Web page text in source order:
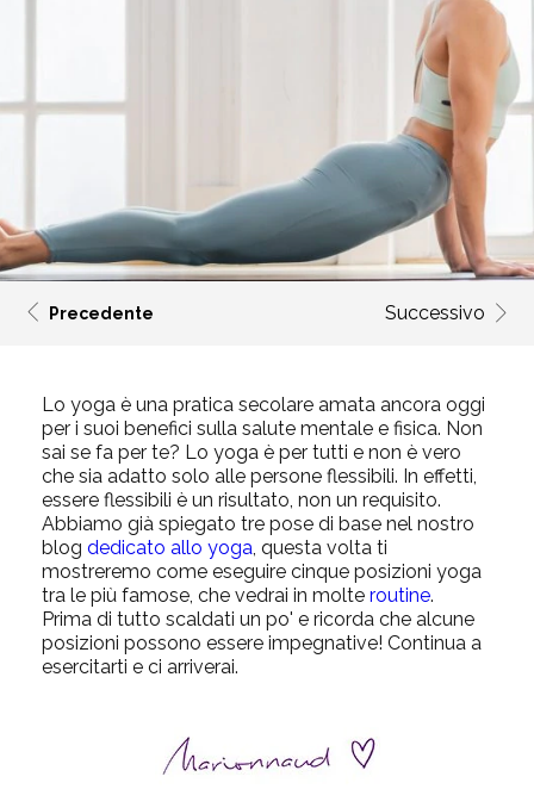
Precedente Successivo
Lo yoga è una pratica secolare amata ancora oggi
per i suoi benefici sulla salute mentale e fisica. Non
sai se fa per te? Lo yoga è per tutti e non è vero
che sia adatto solo alle persone flessibili. In effetti,
essere flessibili è un risultato, non un requisito.
Abbiamo già spiegato tre pose di base nel nostro
blog dedicato allo yoga, questa volta ti
mostreremo come eseguire cinque posizioni yoga
tra le più famose, che vedrai in molte routine.
Prima di tutto scaldati un po' e ricorda che alcune
posizioni possono essere impegnative! Continua a
esercitarti e ci arriverai.